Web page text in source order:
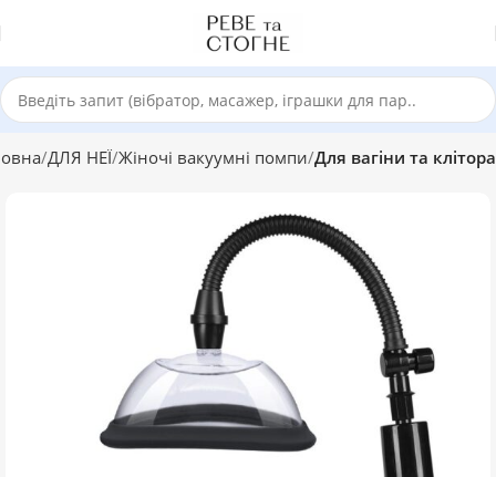
ДЛЯ НЕЇ Жіночі вакуумні помпи Для вагіни та клітора